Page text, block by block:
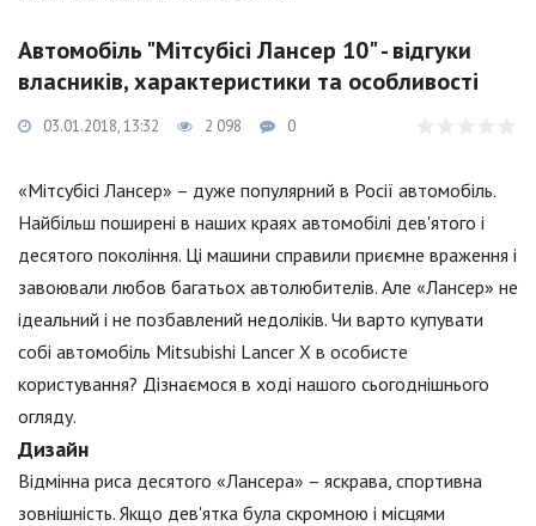
Автомобіль "Мітсубісі Лансер 10" - відгуки
власників, характеристики та особливості
03.01.2018, 13:32 2 098 0
«Мітсубісі Лансер» – дуже популярний в Росії автомобіль.
Найбільш поширені в наших краях автомобілі дев'ятого і
десятого покоління. Ці машини справили приємне враження і
завоювали любов багатьох автолюбителів. Але «Лансер» не
ідеальний і не позбавлений недоліків. Чи варто купувати
собі автомобіль Mitsubishi Lancer X в особисте
користування? Дізнаємося в ході нашого сьогоднішнього
огляду.
Дизайн
Відмінна риса десятого «Лансера» – яскрава, спортивна
зовнішність. Якщо дев'ятка була скромною і місцями